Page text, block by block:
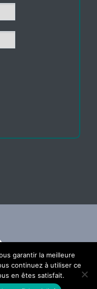
garantir la meilleure
continuez à utiliser ce
en êtes satisfait.